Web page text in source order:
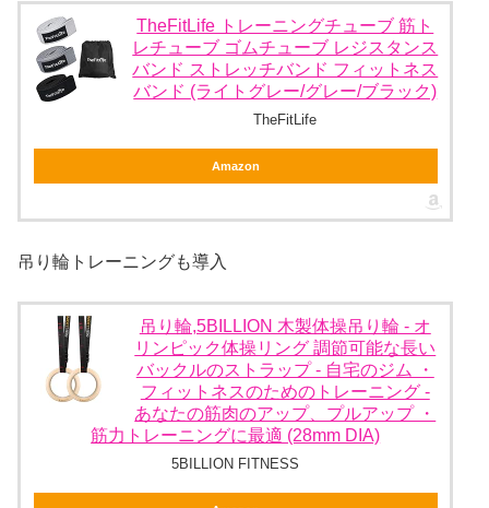
TheFitLife トレーニングチューブ 筋ト
レチューブ ゴムチューブ レジスタンス
バンド ストレッチバンド フィットネス
バンド (ライトグレー/グレー/ブラック)
TheFitLife
Amazon
吊り輪トレーニングも導入
吊り輪,5BILLION 木製体操吊り輪 - オ
リンピック体操リング 調節可能な長い
バックルのストラップ - 自宅のジム ・
フィットネスのためのトレーニング -
あなたの筋肉のアップ、プルアップ ・
筋力トレーニングに最適 (28mm DIA)
5BILLION FITNESS